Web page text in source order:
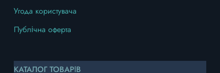
Угода користувача
Публічна оферта
КАТАЛОГ ТОВАРІВ